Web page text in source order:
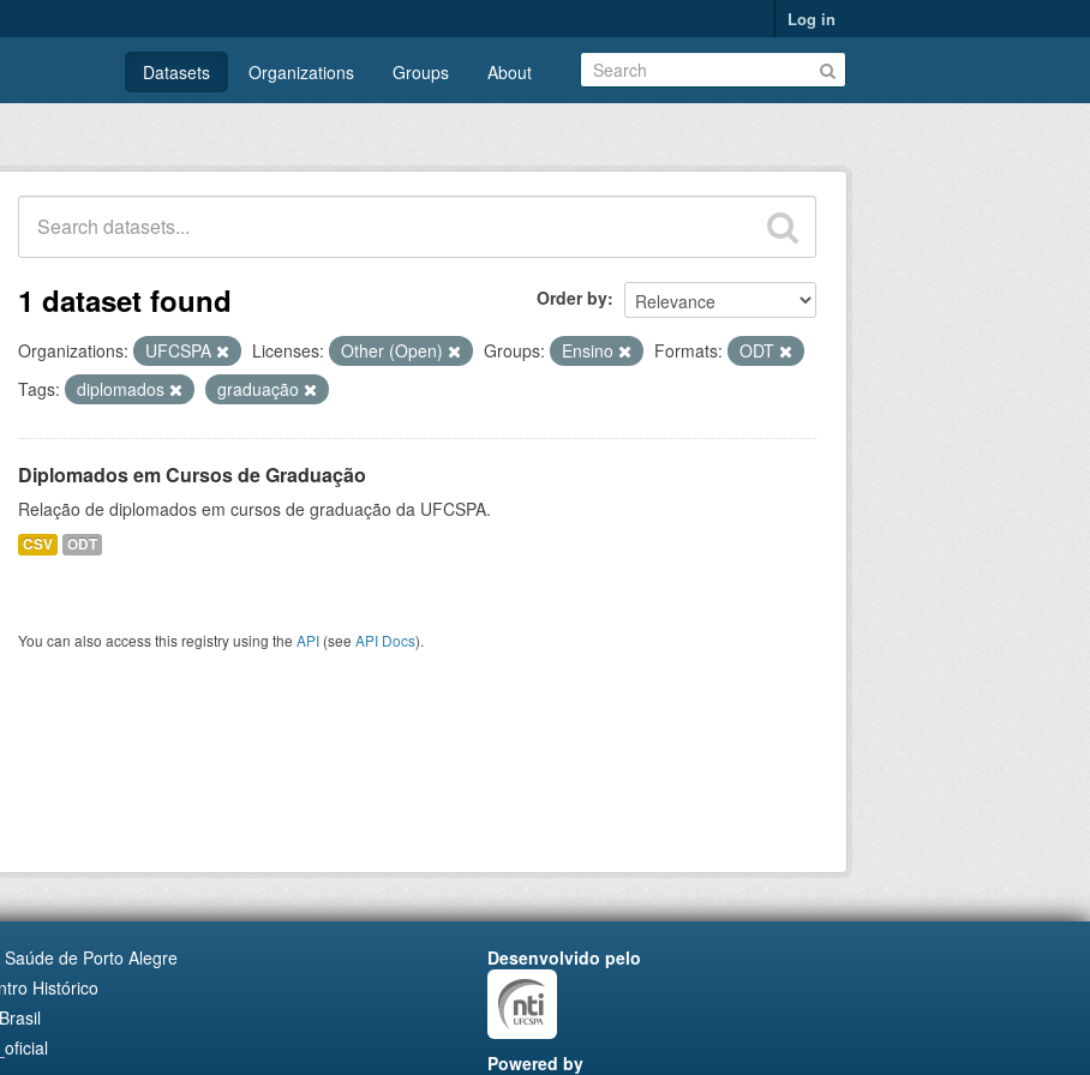
Log in
Datasets Organizations Groups About
Order by
1 dataset found
Organizations: UFCSPA Licenses: Other (Open) Groups: Ensino Formats:
ODT
Tags:
diplomados graduação
Diplomados em Cursos de Graduação
Relação de diplomados em cursos de graduação da UFCSPA.
CSV ODT
You can also access this registry using the API (see API Docs).
de Porto Alegre
Histórico
Desenvolvido pelo
Powered by